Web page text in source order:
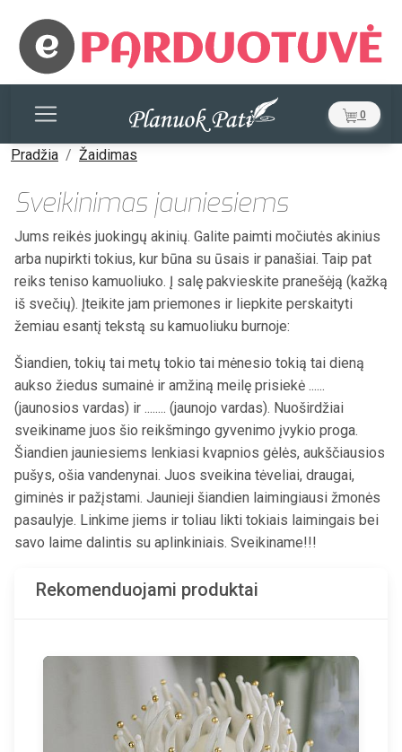
0
Pradžia Žaidimas
Sveikinimas jauniesiems
Jums reikės juokingų akinių. Galite paimti močiutės akinius
arba nupirkti tokius, kur būna su ūsais ir panašiai. Taip pat
reiks teniso kamuoliuko. Į salę pakvieskite pranešėją (kažką
iš svečių). Įteikite jam priemones ir liepkite perskaityti
žemiau esantį tekstą su kamuoliuku burnoje:
Šiandien, tokių tai metų tokio tai mėnesio tokią tai dieną
aukso žiedus sumainė ir amžiną meilę prisiekė ......
(jaunosios vardas) ir ........ (jaunojo vardas). Nuoširdžiai
sveikiname juos šio reikšmingo gyvenimo įvykio proga.
Šiandien jauniesiems lenkiasi kvapnios gėlės, aukščiausios
pušys, ošia vandenynai. Juos sveikina tėveliai, draugai,
giminės ir pažįstami. Jaunieji šiandien laimingiausi žmonės
pasaulyje. Linkime jiems ir toliau likti tokiais laimingais bei
savo laime dalintis su aplinkiniais. Sveikiname!!!
Rekomenduojami produktai